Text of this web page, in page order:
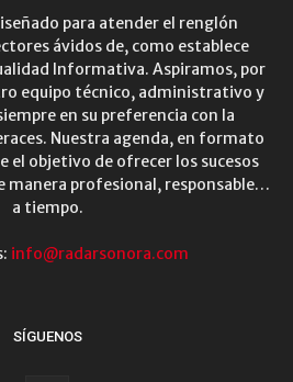
para atender el renglón
ávidos de, como establece
Informativa. Aspiramos, por
equipo técnico, administrativo y
en su preferencia con la
Nuestra agenda, en formato
el objetivo de ofrecer los sucesos
manera profesional, responsable…
a tiempo.
info@radarsonora.com
SÍGUENOS